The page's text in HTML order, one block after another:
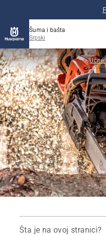
Šuma i bašta
Srpski
Učite
Šta je na ovoj stranici?